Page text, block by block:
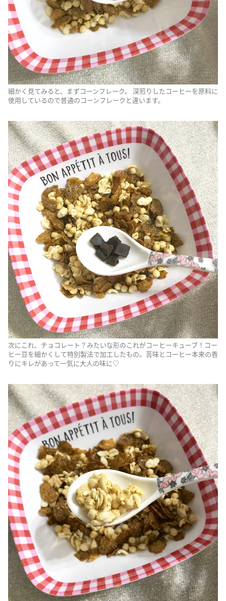
細かく見てみると、まずコーンフレーク。 深煎りしたコーヒーを原料に
使用しているので普通のコーンフレークと違います。
次にこれ、チョコレート？みたいな形のこれがコーヒーキューブ！コー
ヒー豆を細かくして特別製法で加工したもの。苦味とコーヒー本来の香
りにキレがあって一気に大人の味に♡